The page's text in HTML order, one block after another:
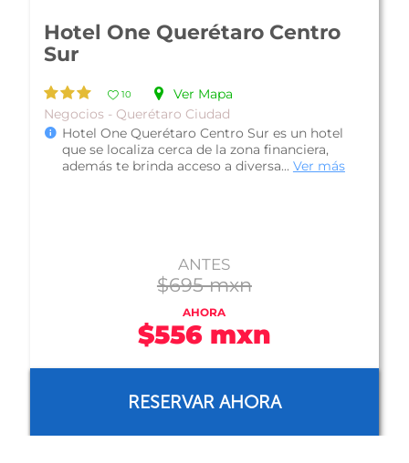
Hotel Fiesta Inn Querétaro
Centro Sur
10
Ver Mapa
Negocios - Querétaro Ciudad
Hotel Fiesta Inn Querétaro Centro Sur es un
hotel Business Class que se localizado a tan
solo unos minutos del Querétaro C...Ver más
ANTES
$1,036 mxn
AHORA
$829 mxn
RESERVAR AHORA